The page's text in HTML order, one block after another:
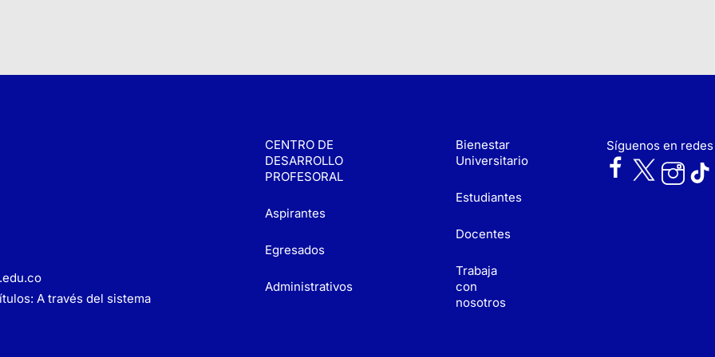
A través del sistema
CENTRO DE
DESARROLLO
PROFESORAL
Aspirantes
Egresados
Administrativos
Bienestar
Universitario
Estudiantes
Docentes
Trabaja
con
nosotros
Síguenos en redes